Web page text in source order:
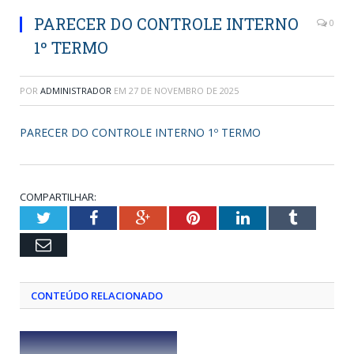
PARECER DO CONTROLE INTERNO
1º TERMO
0
POR ADMINISTRADOR EM 27 DE NOVEMBRO DE 2025
PARECER DO CONTROLE INTERNO 1º TERMO
COMPARTILHAR:
TwitterFacebookGoogle+PinterestLinkedInTumblr
Email
CONTEÚDO RELACIONADO